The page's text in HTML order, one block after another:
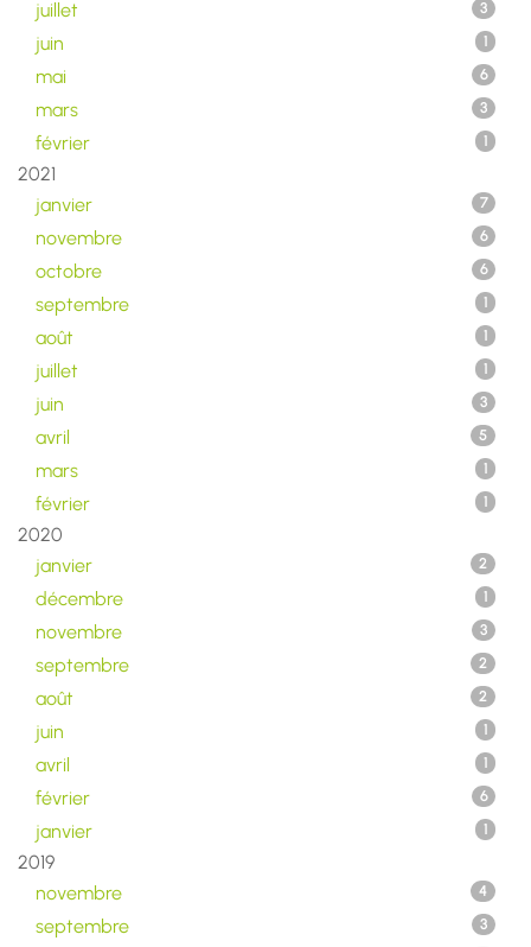
juillet 3
juin 1
mai 6
mars 3
février 1
2021
janvier
7
novembre 6
octobre 6
septembre 1
août 1
juillet 1
juin 3
avril 5
mars 1
février 1
2020
janvier
2
décembre 1
novembre 3
septembre 2
août 2
juin 1
avril 1
février 6
janvier 1
2019
novembre
4
septembre 3